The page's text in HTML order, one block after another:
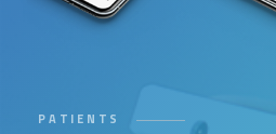
PATIENTS